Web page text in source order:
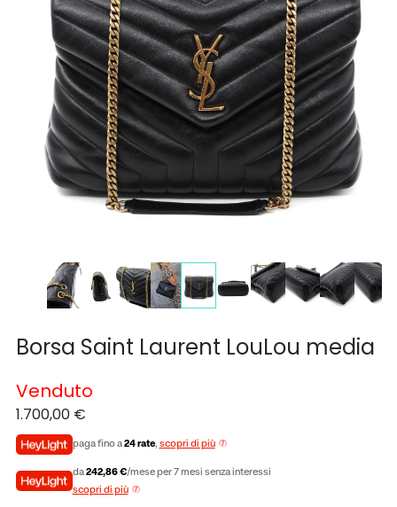
Borsa Saint Laurent LouLou media
1.700,00 €
paga fino a24 rate, scopri di più
da242,86 €/mese per 7 mesi senza interessi
scopri di più
Venduto